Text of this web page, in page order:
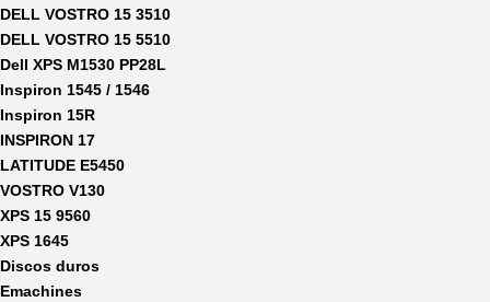
DELL VOSTRO 15 3510
DELL VOSTRO 15 5510
Dell XPS M1530 PP28L
Inspiron 1545 / 1546
Inspiron 15R
INSPIRON 17
LATITUDE E5450
VOSTRO V130
XPS 15 9560
XPS 1645
Discos duros
Emachines